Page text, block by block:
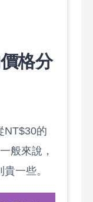
格分
NT$30的
般來說，
一些。